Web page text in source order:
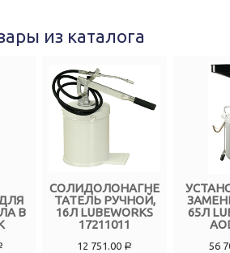
из каталога
В
СОЛИДОЛОНАГНЕ
ТАТЕЛЬ РУЧНОЙ,
16Л LUBEWORKS
17211011
12 751.00 Р
65Л
56